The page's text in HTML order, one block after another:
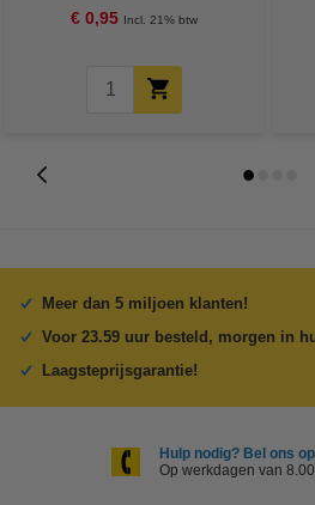
€ 0,95 Incl. 21% btw
Meer dan 5 miljoen klanten!
Voor 23.59 uur besteld, morgen in
Laagsteprijsgarantie!
Hulp nodig? Bel ons
Op werkdagen van